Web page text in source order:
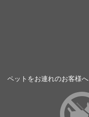
ペットをお連れのお客様へ